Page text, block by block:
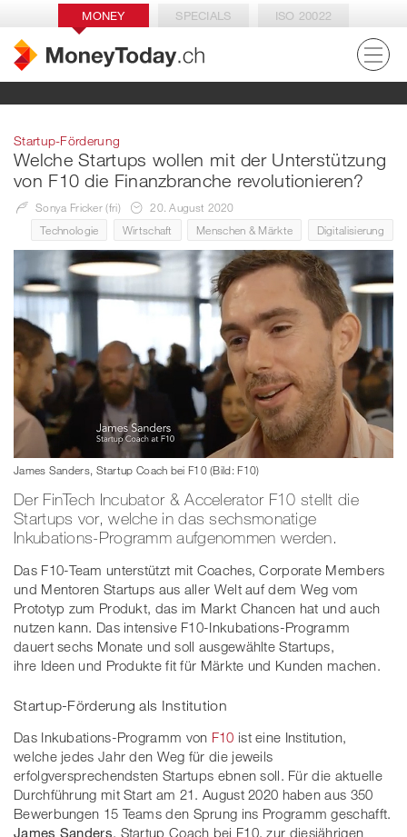
MONEY SPECIALS ISO 20022
Startup-Förderung
Welche Startups wollen mit der Unterstützung
von F10 die Finanzbranche revolutionieren?
Sonya Fricker (fri)
20. August 2020
Technologie
Wirtschaft Menschen & Märkte Digitalisierung
James Sanders, Startup Coach bei F10 (Bild: F10)
Der FinTech Incubator & Accelerator F10 stellt die
Startups vor, welche in das sechsmonatige
Inkubations-Programm aufgenommen werden.
Das F10-Team unterstützt mit Coaches, Corporate Members
und Mentoren Startups aus aller Welt auf dem Weg vom
Prototyp zum Produkt, das im Markt Chancen hat und auch
nutzen kann. Das intensive F10-Inkubations-Programm
dauert sechs Monate und soll ausgewählte Startups,
ihre Ideen und Produkte fit für Märkte und Kunden machen.
Startup-Förderung als Institution
Das Inkubations-Programm von F10 ist eine Institution,
welche jedes Jahr den Weg für die jeweils
erfolgversprechendsten Startups ebnen soll. Für die aktuelle
Durchführung mit Start am 21. August 2020 haben aus 350
Bewerbungen 15 Teams den Sprung ins Programm geschafft.
James Sanders , Startup Coach bei F10, zur diesjährigen